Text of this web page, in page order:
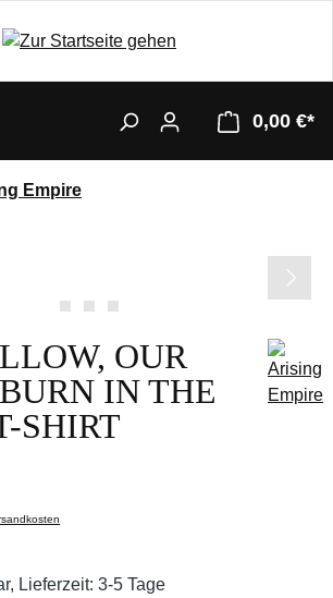
0,00 €*
Empire
OUR
IN THE
SHIRT
Lieferzeit: 3-5 Tage